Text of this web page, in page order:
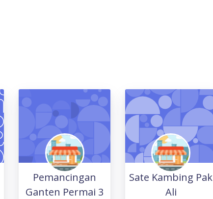
Pemancingan
Ganten Permai 3
Sate Kambing Pak
Ali